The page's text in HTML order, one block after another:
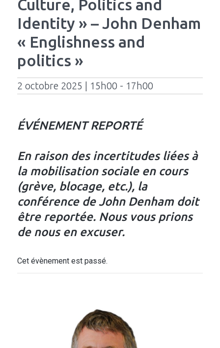
Culture, Politics and
Identity » – John Denham
« Englishness and
politics »
2 octobre 2025 | 15h00 - 17h00
ÉVÉNEMENT REPORTÉ
En raison des incertitudes liées à
la mobilisation sociale en cours
(grève, blocage, etc.), la
conférence de John Denham doit
être reportée. Nous vous prions
de nous en excuser.
Cet évènement est passé.